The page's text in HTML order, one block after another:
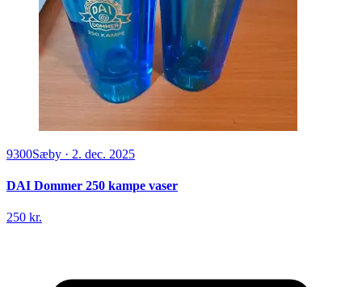
9300Sæby · 2. dec. 2025
DAI Dommer 250 kampe vaser
250 kr.